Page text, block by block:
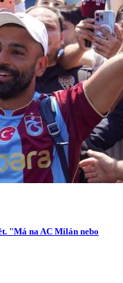
"Má na AC Milán nebo